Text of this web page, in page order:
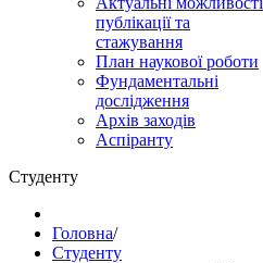
публікації та
стажування
План наукової роботи
Фундаментальні
дослідження
Архів заходів
Аспіранту
Студенту
Головна/
Студенту